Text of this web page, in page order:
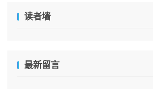
读者墙
最新留言